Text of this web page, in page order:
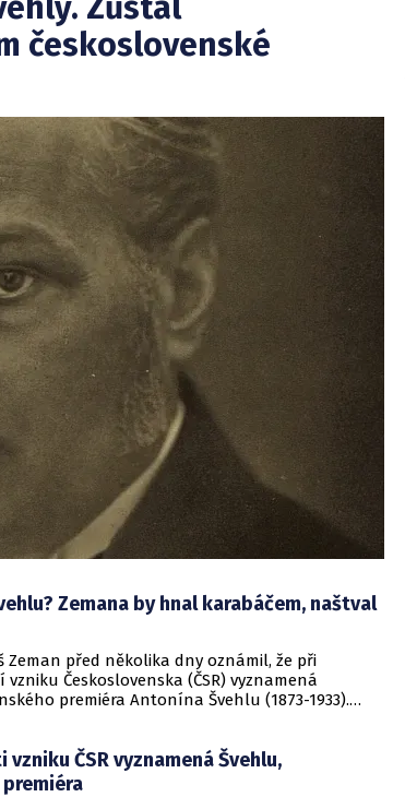
československé
Zemana by hnal karabáčem, naštval
Zeman před několika dny oznámil, že při
Československa (ČSR) vyznamená
premiéra Antonína Švehlu (1873-1933).
ČSR vyznamená Švehlu,